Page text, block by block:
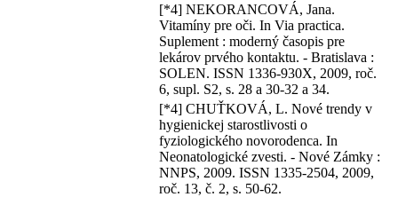
[*4] NEKORANCOVÁ, Jana.
Vitamíny pre oči. In Via practica.
Suplement : moderný časopis pre
lekárov prvého kontaktu. - Bratislava :
SOLEN. ISSN 1336-930X, 2009, roč.
6, supl. S2, s. 28 a 30-32 a 34.
[*4] CHUŤKOVÁ, L. Nové trendy v
hygienickej starostlivosti o
fyziologického novorodenca. In
Neonatologické zvesti. - Nové Zámky :
NNPS, 2009. ISSN 1335-2504, 2009,
roč. 13, č. 2, s. 50-62.